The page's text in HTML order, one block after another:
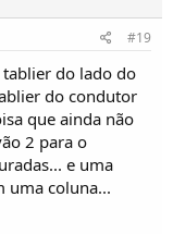
#19
do lado do
do condutor
que ainda não
2 para o
e uma
uma coluna...